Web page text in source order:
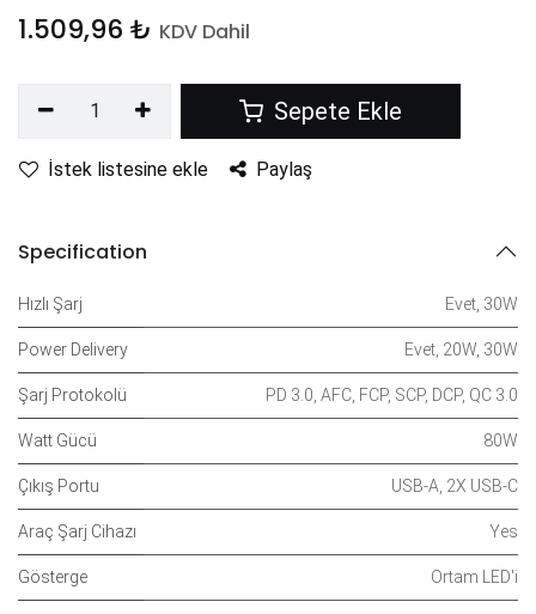
1.509,96 ₺ KDV Dahil
Sepete Ekle
İstek listesine ekle Paylaş
Specification
Hızlı Şarj Evet, 30W
Power Delivery Evet, 20W, 30W
Şarj Protokolü PD 3.0, AFC, FCP, SCP, DCP, QC 3.0
Watt Gücü 80W
Çıkış Portu USB-A, 2X USB-C
Araç Şarj Cihazı Yes
Gösterge Ortam LED'i